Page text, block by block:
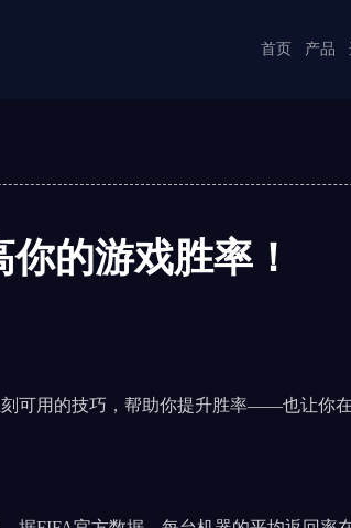
首页 产品
的游戏胜率！
可用的技巧，帮助你提升胜率——也让你在